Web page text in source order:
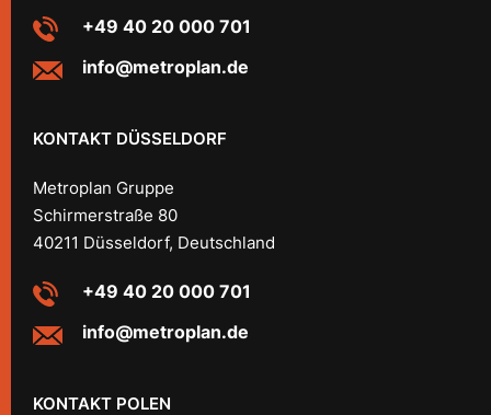
+49 40 20 000 701
info@metroplan.de
KONTAKT DÜSSELDORF
Metroplan Gruppe
Schirmerstraße 80
40211 Düsseldorf, Deutschland
+49 40 20 000 701
info@metroplan.de
KONTAKT POLEN